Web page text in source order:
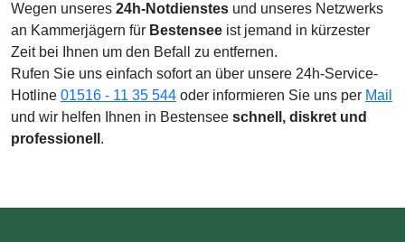
Wegen unseres 24h-Notdienstes und unseres Netzwerks
an Kammerjägern für Bestensee ist jemand in kürzester
Zeit bei Ihnen um den Befall zu entfernen.
Rufen Sie uns einfach sofort an über unsere 24h-Service-
Hotline 01516 - 11 35 544 oder informieren Sie uns per Mail
und wir helfen Ihnen in Bestensee schnell, diskret und
professionell .